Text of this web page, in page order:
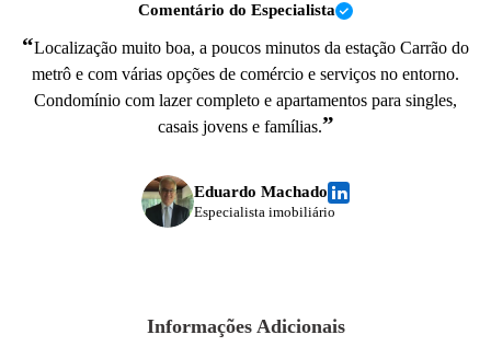
Comentário do Especialista
“Localização muito boa, a poucos minutos da estação Carrão do
metrô e com várias opções de comércio e serviços no entorno.
Condomínio com lazer completo e apartamentos para singles,
casais jovens e famílias.”
Eduardo Machado
Especialista imobiliário
Informações Adicionais